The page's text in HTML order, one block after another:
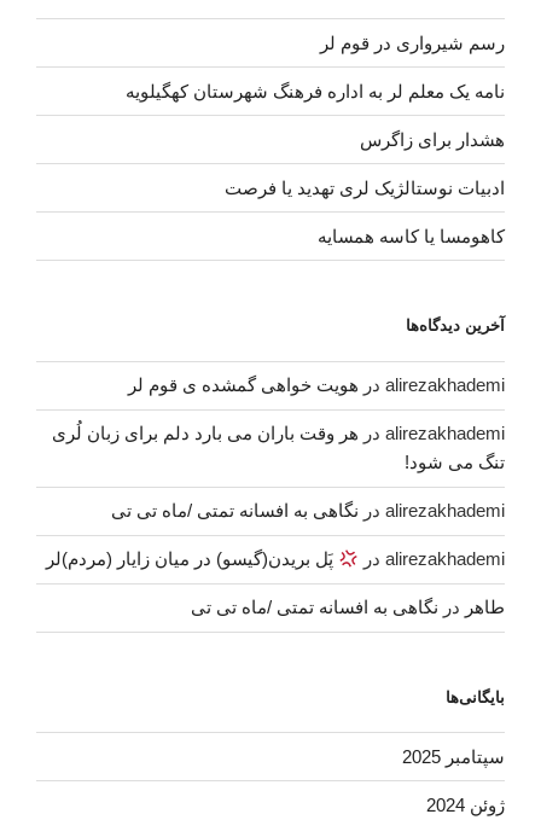
رسم شیرواری در قوم لر
نامه یک معلم لر به اداره فرهنگ شهرستان کهگیلویه
هشدار برای زاگرس
ادبیات نوستالژیک لری تهدید یا فرصت
کاهومسا یا کاسه همسایه
آخرین دیدگاه‌ها
alirezakhademi در هویت خواهی گمشده ی قوم لر
alirezakhademi در هر وقت باران می بارد دلم برای زبان لُری
تنگ می شود!
alirezakhademi در نگاهی به افسانه تمتی /ماه تی تی
alirezakhademi در پَل بریدن(گیسو) در میان زایار (مردم)لر
طاهر در نگاهی به افسانه تمتی /ماه تی تی
بایگانی‌ها
سپتامبر 2025
ژوئن 2024